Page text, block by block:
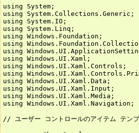
using System;
using System.Collections.Generic;
using System.IO;
using System.Linq;
using Windows.Foundation;
using
using
using Windows.UI.Xaml;
using Windows.UI.Xaml.Controls;
using
using Windows.UI.Xaml.Data;
using Windows.UI.Xaml.Input;
using Windows.UI.Xaml.Media;
using Windows.UI.Xaml.Navigation;
// ユーザー コントロールのアイテム テ